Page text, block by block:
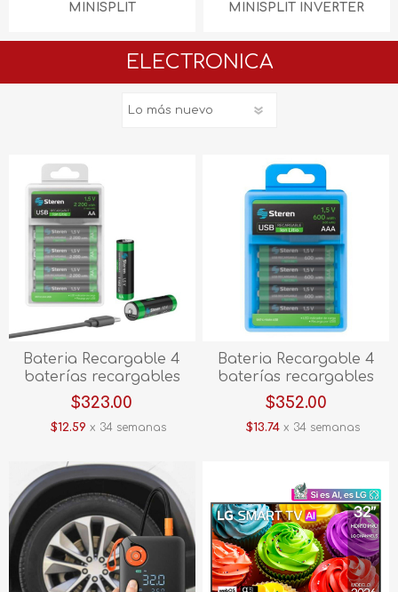
MINISPLIT MINISPLIT INVERTER
ELECTRONICA
Bateria Recargable 4
baterías recargables
USB Li-Ion tipo AA, de
2200 mWh BAT-LI-AA4
USB
$323.00
$12.59 x 34 semanas
Bateria Recargable 4
baterías recargables
USB Li-Ion tipo AAA, de
600 mWh BAT-LI-AAA4
USB
$352.00
$13.74x 34 semanas